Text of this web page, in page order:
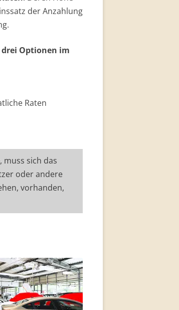
der Anzahlung
drei Optionen im
Raten
, muss sich das
oder andere
vorhanden,